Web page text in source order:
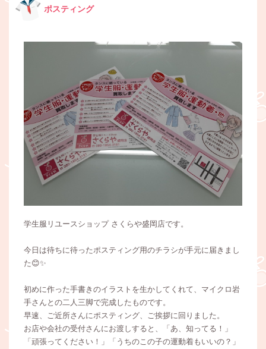
ポスティング
学生服リユースショップ さくらや盛岡店です。
今日は待ちに待ったポスティング用のチラシが手元に届きまし
た😊✨
初めに作った手書きのイラストを生かしてくれて、マイクロ岩
手さんとの二人三脚で完成したものです。
早速、ご近所さんにポスティング、ご挨拶に回りました。
お店や会社の受付さんにお渡しすると、「あ、知ってる！」
「頑張ってください！」「うちのこの子の運動着もいいの？」